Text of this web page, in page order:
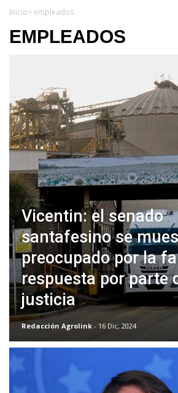
Inicio> empleados
EMPLEADOS
Vicentin: el senado
santafesino se
preocupado por la
respuesta por parte
justicia
Redacción Agrolink - 16 Dic, 2024